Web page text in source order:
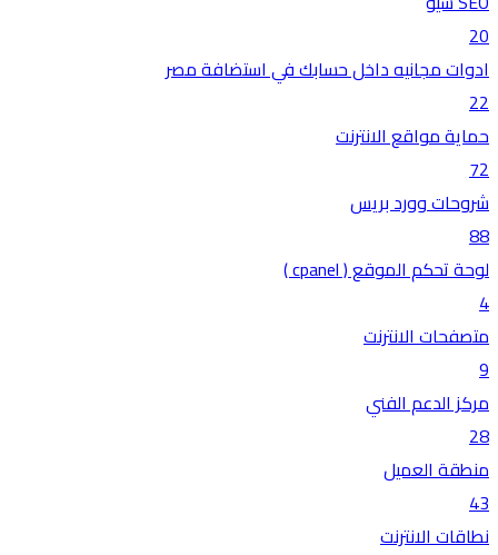
20
ادوات مجانيه داخل حسابك في استضافة مصر
22
حماية مواقع الانترنت
72
شروحات وورد بريس
88
لوحة تحكم الموقع ( cpanel )
4
متصفحات الانترنت
9
مركز الدعم الفني
28
منطقة العميل
43
نطاقات الانترنت